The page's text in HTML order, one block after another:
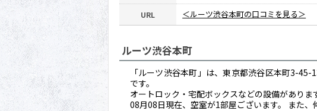
URL ＜ルーツ渋谷本町の口コミを見る＞
ルーツ渋谷本町
「ルーツ渋谷本町」は、東京都渋谷区本町3-
です。
オートロック・宅配ボックスなどの設備がありま
08月08日現在、空室が1部屋ございます。 また、